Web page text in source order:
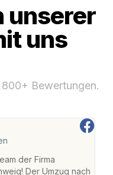
unserer
uns
Bewertungen.
der Firma
Der Umzug nach